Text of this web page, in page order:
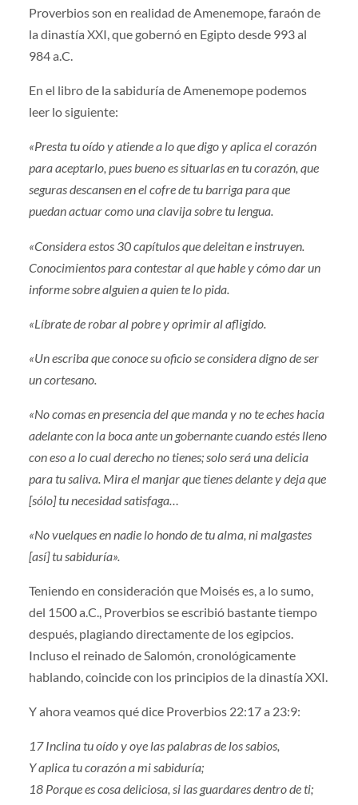
Proverbios son en realidad de Amenemope, faraón de
la dinastía XXI, que gobernó en Egipto desde 993 al
984 a.C.
En el libro de la sabiduría de Amenemope podemos
leer lo siguiente:
«Presta tu oído y atiende a lo que digo y aplica el corazón
para aceptarlo, pues bueno es situarlas en tu corazón, que
seguras descansen en el cofre de tu barriga para que
puedan actuar como una clavija sobre tu lengua.
«Considera estos 30 capítulos que deleitan e instruyen.
Conocimientos para contestar al que hable y cómo dar un
informe sobre alguien a quien te lo pida.
«Líbrate de robar al pobre y oprimir al afligido.
«Un escriba que conoce su oficio se considera digno de ser
un cortesano.
«No comas en presencia del que manda y no te eches hacia
adelante con la boca ante un gobernante cuando estés lleno
con eso a lo cual derecho no tienes; solo será una delicia
para tu saliva. Mira el manjar que tienes delante y deja que
[sólo] tu necesidad satisfaga…
«No vuelques en nadie lo hondo de tu alma, ni malgastes
[así] tu sabiduría».
Teniendo en consideración que Moisés es, a lo sumo,
del 1500 a.C., Proverbios se escribió bastante tiempo
después, plagiando directamente de los egipcios.
Incluso el reinado de Salomón, cronológicamente
hablando, coincide con los principios de la dinastía XXI.
Y ahora veamos qué dice Proverbios 22:17 a 23:9:
17 Inclina tu oído y oye las palabras de los sabios,
Y aplica tu corazón a mi sabiduría;
18 Porque es cosa deliciosa, si las guardares dentro de ti;